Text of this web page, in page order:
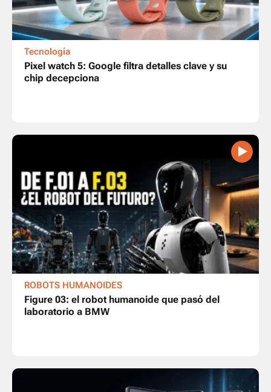
Tecnología
Pixel watch 5: Google filtra detalles clave y su
chip decepciona
ROBOTS HUMANOIDES
Figure 03: el robot humanoide que pasó del
laboratorio a BMW